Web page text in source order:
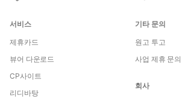
서비스
제휴카드
뷰어 다운로드
CP사이트
리디바탕
기타 문의
원고 투고
사업 제휴 문의
회사